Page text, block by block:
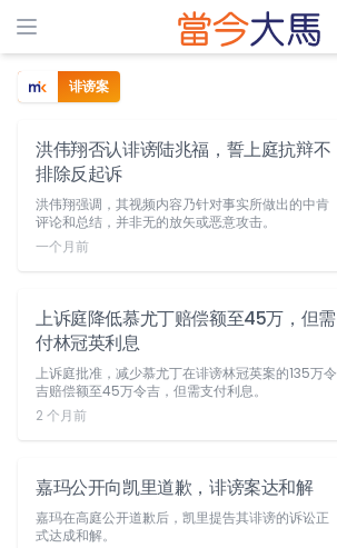
诽谤案
洪伟翔否认诽谤陆兆福，誓上庭抗辩不
排除反起诉
洪伟翔强调，其视频内容乃针对事实所做出的中肯
评论和总结，并非无的放矢或恶意攻击。
一个月前
上诉庭降低慕尤丁赔偿额至45万，但需
付林冠英利息
上诉庭批准，减少慕尤丁在诽谤林冠英案的135万令
吉赔偿额至45万令吉，但需支付利息。
2 个月前
嘉玛公开向凯里道歉，诽谤案达和解
嘉玛在高庭公开道歉后，凯里提告其诽谤的诉讼正
式达成和解。